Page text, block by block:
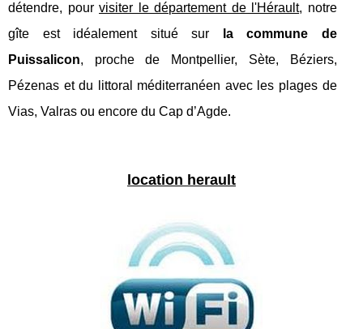
détendre, pourvisiter le département de l'Hérault, notre
gîte est idéalement situé sur
la commune de
Puissalicon, proche de Montpellier, Sète, Béziers,
Pézenas et du littoral méditerranéen avec les plages de
Vias, Valras ou encore du Cap d’Agde.
location herault